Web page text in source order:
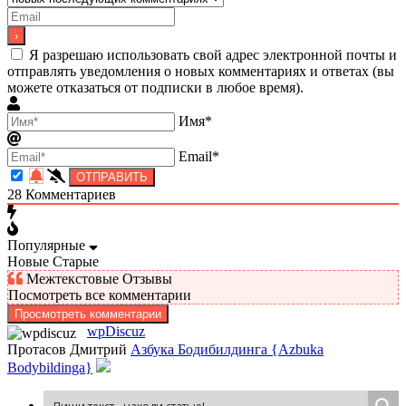
Я разрешаю использовать свой адрес электронной почты и
отправлять уведомления о новых комментариях и ответах (вы
можете отказаться от подписки в любое время).
Имя*
Email*
28 Комментариев
Популярные
Новые Старые
Межтекстовые Отзывы
Посмотреть все комментарии
Просмотреть комментарии
wpDiscuz
Протасов Дмитрий Азбука Бодибилдинга {Azbuka
Bodybildinga}